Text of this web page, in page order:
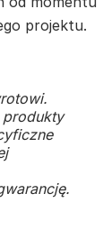
projektu.
produkty